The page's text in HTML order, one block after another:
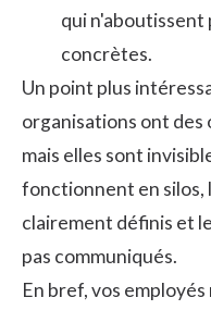
qui n'aboutissent
concrètes.
Un point plus
organisations ont
mais elles sont
fonctionnent en silos,
clairement définis et
pas communiqués.
En bref, vos